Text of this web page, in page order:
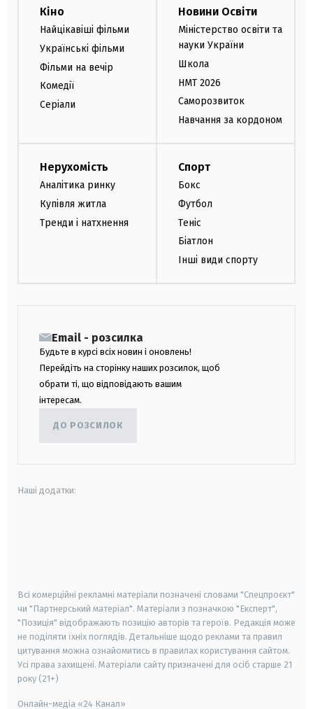
Кіно
Найцікавіші фільми
Українські фільми
Фільми на вечір
Комедії
Серіали
Новини Освіти
Міністерство освіти та
науки України
Школа
НМТ 2026
Саморозвиток
Навчання за кордоном
Нерухомість
Аналітика ринку
Купівля житла
Тренди і натхнення
Спорт
Бокс
Футбол
Теніс
Біатлон
Інші види спорту
Email - розсилка
Будьте в курсі всіх новин і оновлень!
Перейдіть на сторінку наших розсилок, щоб
обрати ті, що відповідають вашим
інтересам.
ДО РОЗСИЛОК
Наші додатки:
Всі комерційні рекламні матеріали позначені словами "Спецпроєкт"
чи "Партнерський матеріал". Матеріали з позначкою "Експерт",
"Позиція" відображають позицію авторів та героїв. Редакція може
не поділяти їхніх поглядів. Детальніше щодо реклами та правил
цитування можна ознайомитись в правилах користування сайтом.
Усі права захищені. Матеріали сайту призначені для осіб старше 21
року (21+)
Онлайн-медіа «24 Канал»